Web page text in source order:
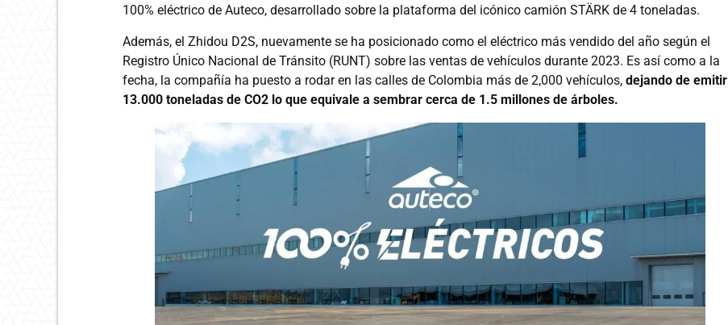
100% eléctrico de Auteco, desarrollado sobre la plataforma del icónico camión STÄRK de 4 toneladas.
Además, el Zhidou D2S, nuevamente se ha posicionado como el eléctrico más vendido del año según el
Registro Único Nacional de Tránsito (RUNT) sobre las ventas de vehículos durante 2023. Es así como a la
fecha, la compañía ha puesto a rodar en las calles de Colombia más de 2,000 vehículos, dejando de emitir
13.000 toneladas de CO2 lo que equivale a sembrar cerca de 1.5 millones de árboles.